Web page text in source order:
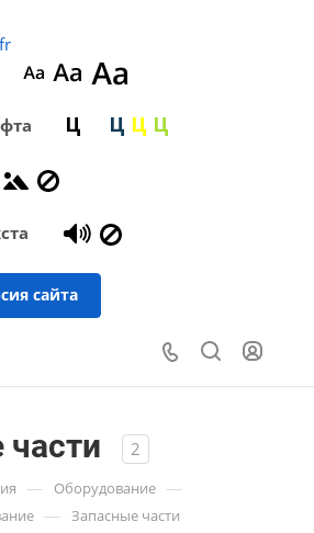
сайта
2
— Оборудование —
— Запасные части